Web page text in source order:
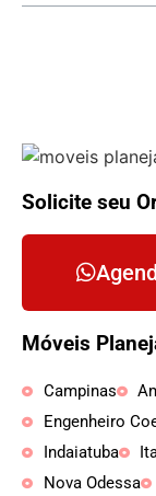
Solicite seu
Móveis
Campinas
Engenheiro
Indaiatuba
Nova Odessa